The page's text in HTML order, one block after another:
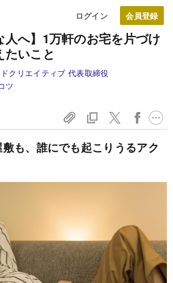
ログイン
人へ】1万軒のお宅を片づけ
たいこと
クリエイティブ 代表取締役
ツ
も、誰にでも起こりうるアク